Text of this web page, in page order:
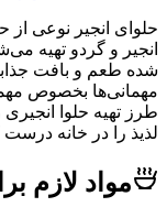
نوعی از حلوا
گردو تهیه می‌شود.
و بافت جذابی دارد
بخصوص مهمانی
حلوا انجیری را به
در خانه درست کنید.
لازم برای